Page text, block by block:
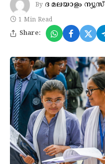
By ദ മലയാളം ന്യൂസ്
1 Min Read
Share: